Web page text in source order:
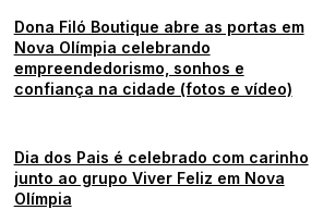
Dona Filó Boutique abre as portas em
Nova Olímpia celebrando
empreendedorismo, sonhos e
confiança na cidade (fotos e vídeo)
Dia dos Pais é celebrado com carinho
junto ao grupo Viver Feliz em Nova
Olímpia